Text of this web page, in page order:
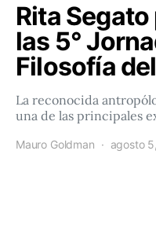
Rita
las 5°
Filosofía
La reconocida
una de las principales
Mauro Goldman agosto